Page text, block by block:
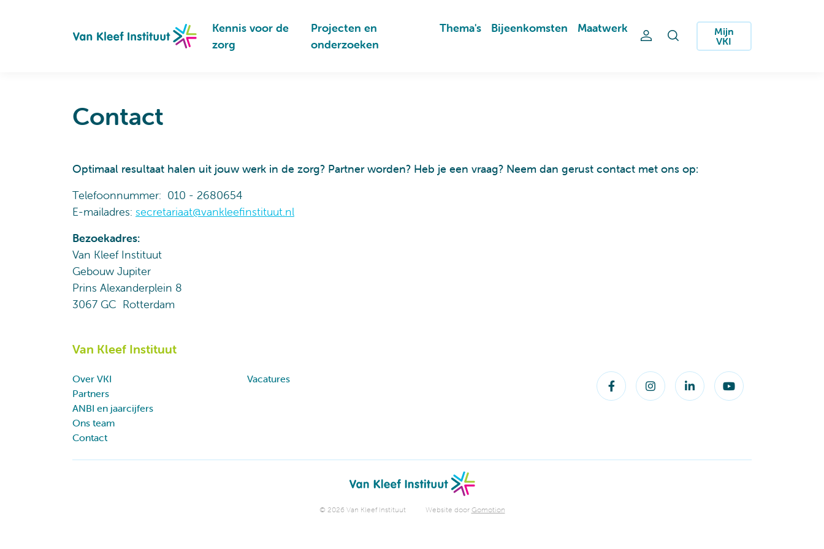
Mijn
VKI
Kennis voor de
zorg
Projecten en
onderzoeken
Thema's Bijeenkomsten Maatwerk
Contact
Optimaal resultaat halen uit jouw werk in de zorg? Partner worden? Heb je een vraag? Neem dan gerust contact met ons op:
Telefoonnummer: 010 - 2680654
E-mailadres: secretariaat@vankleefinstituut.nl
Bezoekadres:
Van Kleef Instituut
Gebouw Jupiter
Prins Alexanderplein 8
3067 GC Rotterdam
Van Kleef Instituut
Over VKI
Partners
ANBI en jaarcijfers
Ons team
Contact
Vacatures
© 2026 Van Kleef Instituut Website door Gomotion